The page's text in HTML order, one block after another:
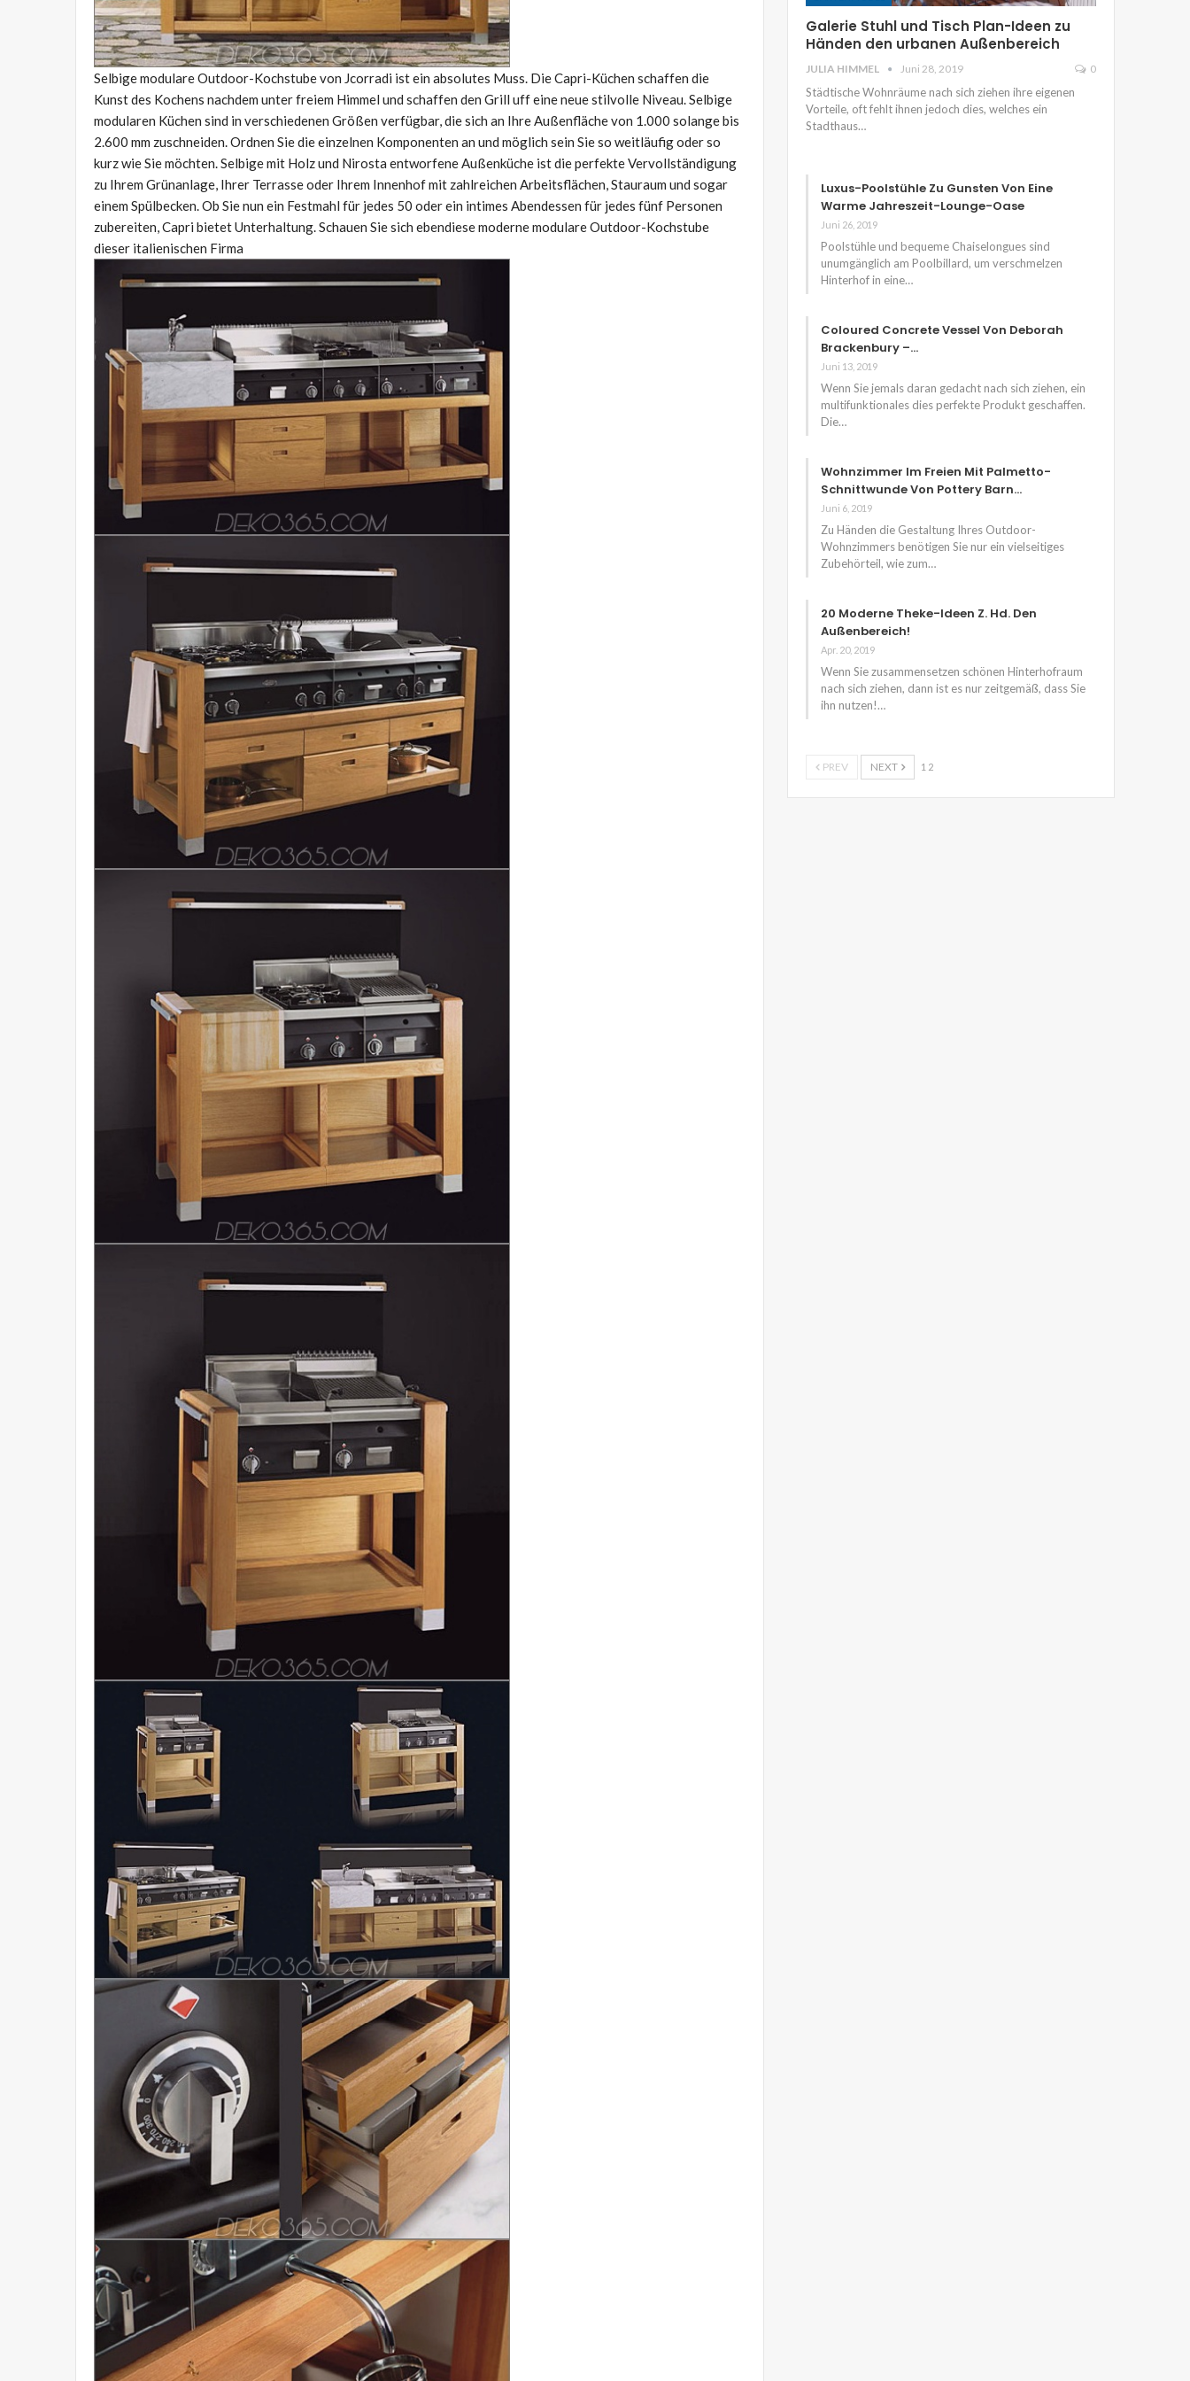
Selbige modulare Outdoor-Kochstube von Jcorradi ist ein absolutes Muss. Die Capri-Küchen schaffen die
Kunst des Kochens nachdem unter freiem Himmel und schaffen den Grill uff eine neue stilvolle Niveau. Selbige
modularen Küchen sind in verschiedenen Größen verfügbar, die sich an Ihre Außenfläche von 1.000 solange bis
2.600 mm zuschneiden. Ordnen Sie die einzelnen Komponenten an und möglich sein Sie so weitläufig oder so
kurz wie Sie möchten. Selbige mit Holz und Nirosta entworfene Außenküche ist die perfekte Vervollständigung
zu Ihrem Grünanlage, Ihrer Terrasse oder Ihrem Innenhof mit zahlreichen Arbeitsflächen, Stauraum und sogar
einem Spülbecken. Ob Sie nun ein Festmahl für jedes 50 oder ein intimes Abendessen für jedes fünf Personen
zubereiten, Capri bietet Unterhaltung. Schauen Sie sich ebendiese moderne modulare Outdoor-Kochstube
dieser italienischen Firma
Galerie Stuhl und Tisch Plan-Ideen zu
Händen den urbanen Außenbereich
JULIA HIMMEL Juni 28, 2019 0
Städtische Wohnräume nach sich ziehen ihre eigenen
Vorteile, oft fehlt ihnen jedoch dies, welches ein
Stadthaus…
Luxus-Poolstühle Zu Gunsten Von Eine
Warme Jahreszeit-Lounge-Oase
Juni 26, 2019
Poolstühle und bequeme Chaiselongues sind
unumgänglich am Poolbillard, um verschmelzen
Hinterhof in eine…
Coloured Concrete Vessel Von Deborah
Brackenbury –…
Juni 13, 2019
Wenn Sie jemals daran gedacht nach sich ziehen, ein
multifunktionales dies perfekte Produkt geschaffen.
Die…
Wohnzimmer Im Freien Mit Palmetto-
Schnittwunde Von Pottery Barn…
Juni 6, 2019
Zu Händen die Gestaltung Ihres Outdoor-
Wohnzimmers benötigen Sie nur ein vielseitiges
Zubehörteil, wie zum…
20 Moderne Theke-Ideen Z. Hd. Den
Außenbereich!
Apr. 20, 2019
Wenn Sie zusammensetzen schönen Hinterhofraum
nach sich ziehen, dann ist es nur zeitgemäß, dass Sie
ihn nutzen!…
PREV NEXT 1 2